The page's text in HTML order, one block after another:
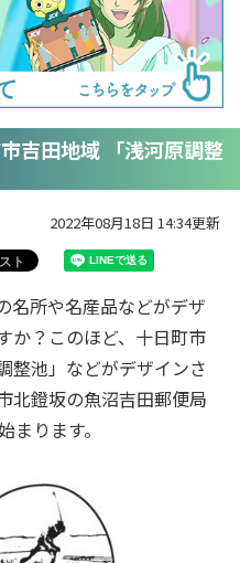
吉田地域 「浅河原調整
2022年08月18日 14:34更新
名所や名産品などがデザ
か？このほど、十日町市
整池」などがデザインさ
北鐙坂の魚沼吉田郵便局
ります。